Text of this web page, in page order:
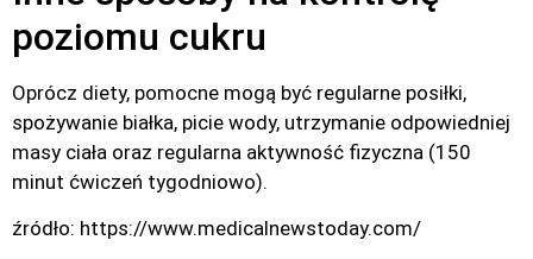
poziomu cukru
Oprócz diety, pomocne mogą być regularne posiłki,
spożywanie białka, picie wody, utrzymanie odpowiedniej
masy ciała oraz regularna aktywność fizyczna (150
minut ćwiczeń tygodniowo).
źródło: https://www.medicalnewstoday.com/